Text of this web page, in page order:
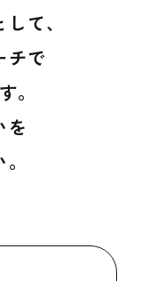
て、
チで
。
を